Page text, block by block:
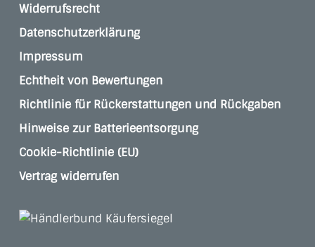
Widerrufsrecht
Datenschutzerklärung
Impressum
Echtheit von Bewertungen
Richtlinie für Rückerstattungen und Rückgaben
Hinweise zur Batterieentsorgung
Cookie-Richtlinie (EU)
Vertrag widerrufen